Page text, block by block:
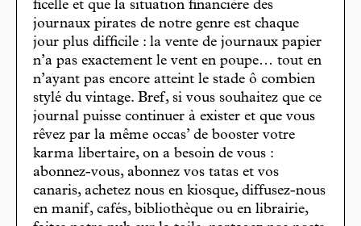
ficelle et que la situation financière des
journaux pirates de notre genre est chaque
jour plus difficile : la vente de journaux papier
n’a pas exactement le vent en poupe… tout en
n’ayant pas encore atteint le stade ô combien
stylé du vintage. Bref, si vous souhaitez que ce
journal puisse continuer à exister et que vous
rêvez par la même occas’ de booster votre
karma libertaire, on a besoin de vous :
abonnez-vous, abonnez vos tatas et vos
canaris, achetez nous en kiosque, diffusez-nous
en manif, cafés, bibliothèque ou en librairie,